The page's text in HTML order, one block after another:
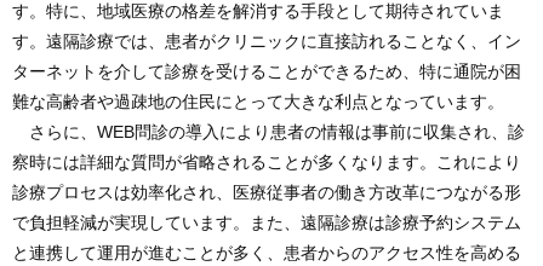
す。特に、地域医療の格差を解消する手段として期待されていま
す。遠隔診療では、患者がクリニックに直接訪れることなく、イン
ターネットを介して診療を受けることができるため、特に通院が困
難な高齢者や過疎地の住民にとって大きな利点となっています。
さらに、WEB問診の導入により患者の情報は事前に収集され、診
察時には詳細な質問が省略されることが多くなります。これにより
診療プロセスは効率化され、医療従事者の働き方改革につながる形
で負担軽減が実現しています。また、遠隔診療は診療予約システム
と連携して運用が進むことが多く、患者からのアクセス性を高める